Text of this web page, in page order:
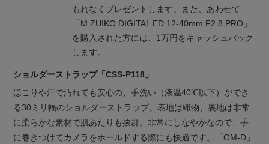
もれなくプレゼントします。また、あわせて
「M.ZUIKO DIGITAL ED 12-40mm F2.8 PRO」
を購入された方には、1万円をキャッシュバック
します。
ショルダーストラップ「CSS-P118」
ほこりや汗で汚れても安心の、手洗い（液温40℃以下）ができ
る30ミリ幅のショルダーストラップ。表地は織物、裏地は非常
に柔らかな素材で肌あたりも抜群。非常にしなやかなので、手
に巻きつけてカメラをホールドする際にも快適です。「OM-D」